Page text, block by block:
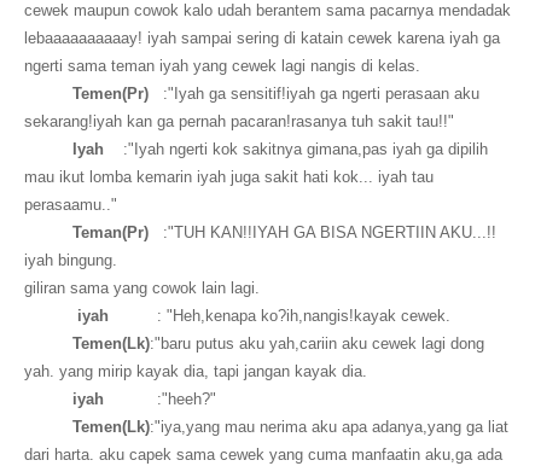
cewek maupun cowok kalo udah berantem sama pacarnya mendadak
lebaaaaaaaaaay! iyah sampai sering di katain cewek karena iyah ga
ngerti sama teman iyah yang cewek lagi nangis di kelas.
Temen(Pr) :"Iyah ga sensitif!iyah ga ngerti perasaan aku
sekarang!iyah kan ga pernah pacaran!rasanya tuh sakit tau!!"
Iyah
:"Iyah ngerti kok sakitnya gimana,pas iyah ga dipilih
mau ikut lomba kemarin iyah juga sakit hati kok... iyah tau
perasaamu.."
Teman(Pr)
:"TUH KAN!!IYAH GA BISA NGERTIIN AKU...!!
iyah bingung.
giliran sama yang cowok lain lagi.
iyah : "Heh,kenapa ko?ih,nangis!kayak cewek.
Temen(Lk):"baru putus aku yah,cariin aku cewek lagi dong
yah. yang mirip kayak dia, tapi jangan kayak dia.
iyah
:"heeh?"
Temen(Lk):"iya,yang mau nerima aku apa adanya,yang ga liat
dari harta. aku capek sama cewek yang cuma manfaatin aku,ga ada